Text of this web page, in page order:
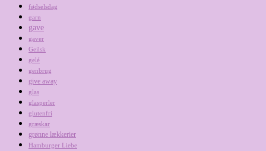
fødselsdag
garn
gave
gaver
Geilsk
gelé
genbrug
give away
glas
glasperler
glutenfri
græskar
grønne lækkerier
Hamburger Liebe